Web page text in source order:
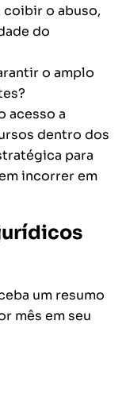
coibir o abuso,
do
o amplo
acesso a
dentro dos
para
incorrer em
um resumo
mês em seu